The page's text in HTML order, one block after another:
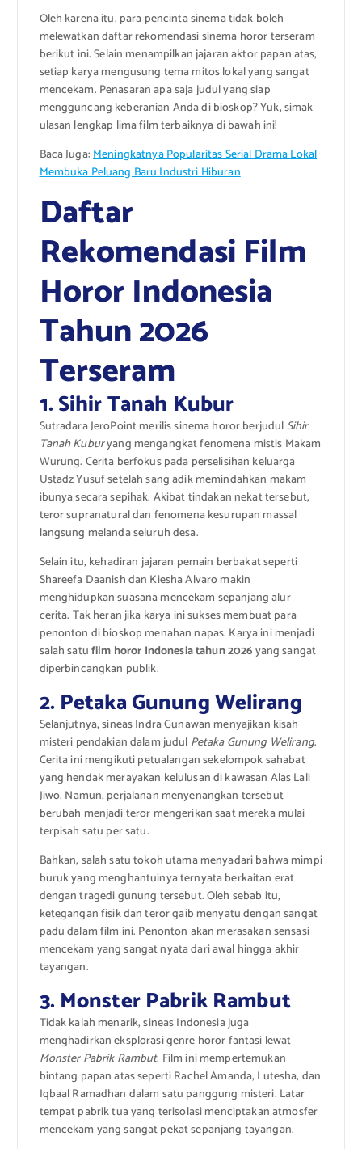
Oleh karena itu, para pencinta sinema tidak boleh
melewatkan daftar rekomendasi sinema horor terseram
berikut ini. Selain menampilkan jajaran aktor papan atas,
setiap karya mengusung tema mitos lokal yang sangat
mencekam. Penasaran apa saja judul yang siap
mengguncang keberanian Anda di bioskop? Yuk, simak
ulasan lengkap lima film terbaiknya di bawah ini!
Baca Juga:Meningkatnya Popularitas Serial Drama Lokal
Membuka Peluang Baru Industri Hiburan
Daftar
Rekomendasi Film
Horor Indonesia
Tahun 2026
Terseram
1. Sihir Tanah Kubur
Sutradara JeroPoint merilis sinema horor berjudul Sihir
Tanah Kuburyang mengangkat fenomena mistis Makam
Wurung. Cerita berfokus pada perselisihan keluarga
Ustadz Yusuf setelah sang adik memindahkan makam
ibunya secara sepihak. Akibat tindakan nekat tersebut,
teror supranatural dan fenomena kesurupan massal
langsung melanda seluruh desa.
Selain itu, kehadiran jajaran pemain berbakat seperti
Shareefa Daanish dan Kiesha Alvaro makin
menghidupkan suasana mencekam sepanjang alur
cerita. Tak heran jika karya ini sukses membuat para
penonton di bioskop menahan napas. Karya ini menjadi
salah satufilm horor Indonesia tahun 2026yang sangat
diperbincangkan publik.
2. Petaka Gunung Welirang
Selanjutnya, sineas Indra Gunawan menyajikan kisah
misteri pendakian dalam judul Petaka Gunung Welirang.
Cerita ini mengikuti petualangan sekelompok sahabat
yang hendak merayakan kelulusan di kawasan Alas Lali
Jiwo. Namun, perjalanan menyenangkan tersebut
berubah menjadi teror mengerikan saat mereka mulai
terpisah satu per satu.
Bahkan, salah satu tokoh utama menyadari bahwa mimpi
buruk yang menghantuinya ternyata berkaitan erat
dengan tragedi gunung tersebut.Oleh sebab itu,
ketegangan fisik dan teror gaib menyatu dengan sangat
padu dalam film ini. Penonton akan merasakan sensasi
mencekam yang sangat nyata dari awal hingga akhir
tayangan.
3. Monster Pabrik Rambut
Tidak kalah menarik, sineas Indonesia juga
menghadirkan eksplorasi genre horor fantasi lewat
Monster Pabrik Rambut. Film ini mempertemukan
bintang papan atas seperti Rachel Amanda, Lutesha, dan
Iqbaal Ramadhan dalam satu panggung misteri. Latar
tempat pabrik tua yang terisolasi menciptakan atmosfer
mencekam yang sangat pekat sepanjang tayangan.